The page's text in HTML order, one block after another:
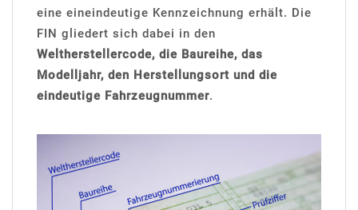
eine eineindeutige Kennzeichnung erhält. Die
FIN gliedert sich dabei in den
Weltherstellercode, die Baureihe, das
Modelljahr, den Herstellungsort und die
eindeutige Fahrzeugnummer.